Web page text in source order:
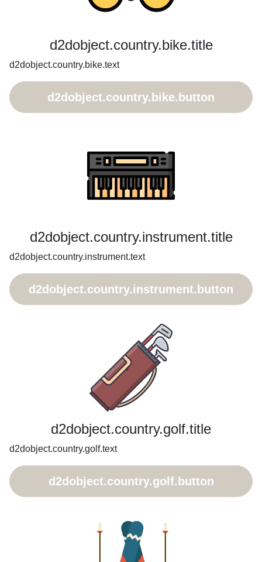
d2dobject.country.bike.title
d2dobject.country.bike.text
d2dobject.country.bike.button
d2dobject.country.instrument.title
d2dobject.country.instrument.text
d2dobject.country.instrument.button
d2dobject.country.golf.title
d2dobject.country.golf.text
d2dobject.country.golf.button